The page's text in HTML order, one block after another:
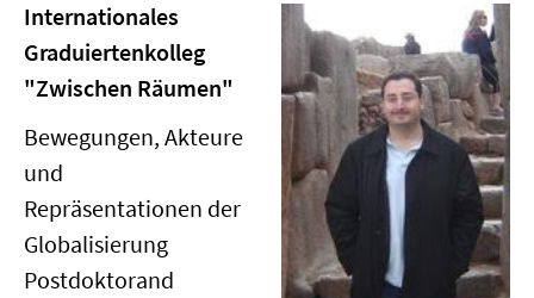
Internationales
Graduiertenkolleg
"Zwischen Räumen"
Bewegungen, Akteure
und
Repräsentationen der
Globalisierung
Postdoktorand